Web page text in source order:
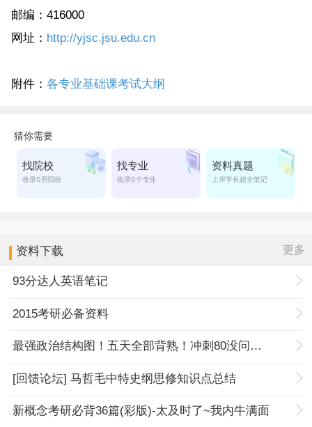
邮编：416000
网址： http://yjsc.jsu.edu.cn
附件： 各专业基础课考试大纲
资料下载 更多
93分达人英语笔记
2015考研必备资料
最强政治结构图！五天全部背熟！冲刺80没问题！
[回馈论坛] 马哲毛中特史纲思修知识点总结
新概念考研必背36篇(彩版)-太及时了~我内牛满面